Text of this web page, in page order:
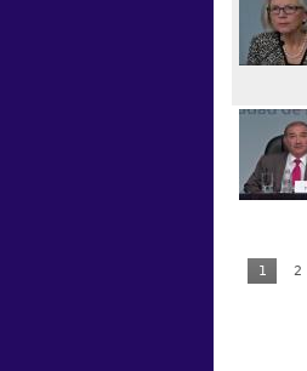
1 2